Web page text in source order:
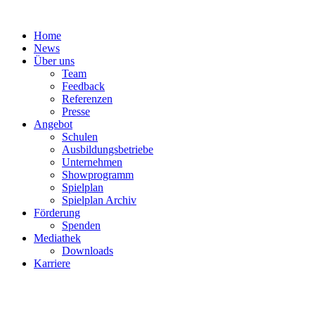
springenHome
News
Über uns
Team
Feedback
Referenzen
Presse
Angebot
Schulen
Ausbildungsbetriebe
Unternehmen
Showprogramm
Spielplan
Spielplan Archiv
Förderung
Spenden
Mediathek
Downloads
Karriere